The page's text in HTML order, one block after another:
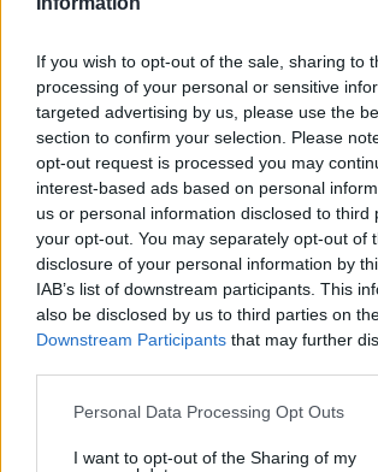
If you wish to opt-out of the sale, sharing to
processing of your personal or sensitive
targeted advertising by us, please use the
section to confirm your selection. Please
opt-out request is processed you may
interest-based ads based on personal
us or personal information disclosed to third
your opt-out. You may separately opt-out of
disclosure of your personal information by
IAB’s list of downstream participants. This
also be disclosed by us to third parties on
Downstream Participants that may further
Please note that this website/app uses one
not limited to your visit or usage behaviour.
Personal Data Processing Opt Outs
I want to opt-out of the Sharing of my